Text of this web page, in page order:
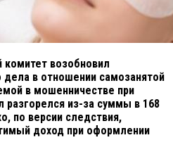
возобновил
дела в отношении самозанятой
в мошенничестве при
разгорелся из-за суммы в 168
по версии следствия,
доход при оформлении